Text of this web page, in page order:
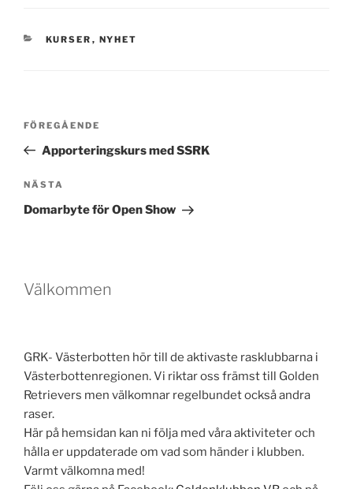
KATEGORIER
KURSER , NYHET
Inläggsnavigering
Föregående
inlägg
FÖREGÅENDE
Apporteringskurs med SSRK
Nästa
inlägg
NÄSTA
Domarbyte för Open Show
Välkommen
GRK- Västerbotten hör till de aktivaste rasklubbarna i
Västerbottenregionen. Vi riktar oss främst till Golden
Retrievers men välkomnar regelbundet också andra
raser.
Här på hemsidan kan ni följa med våra aktiviteter och
hålla er uppdaterade om vad som händer i klubben.
Varmt välkomna med!